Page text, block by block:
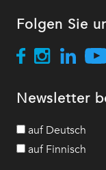
Folgen Sie
Newsletter
auf Deutsch
auf Finnisch